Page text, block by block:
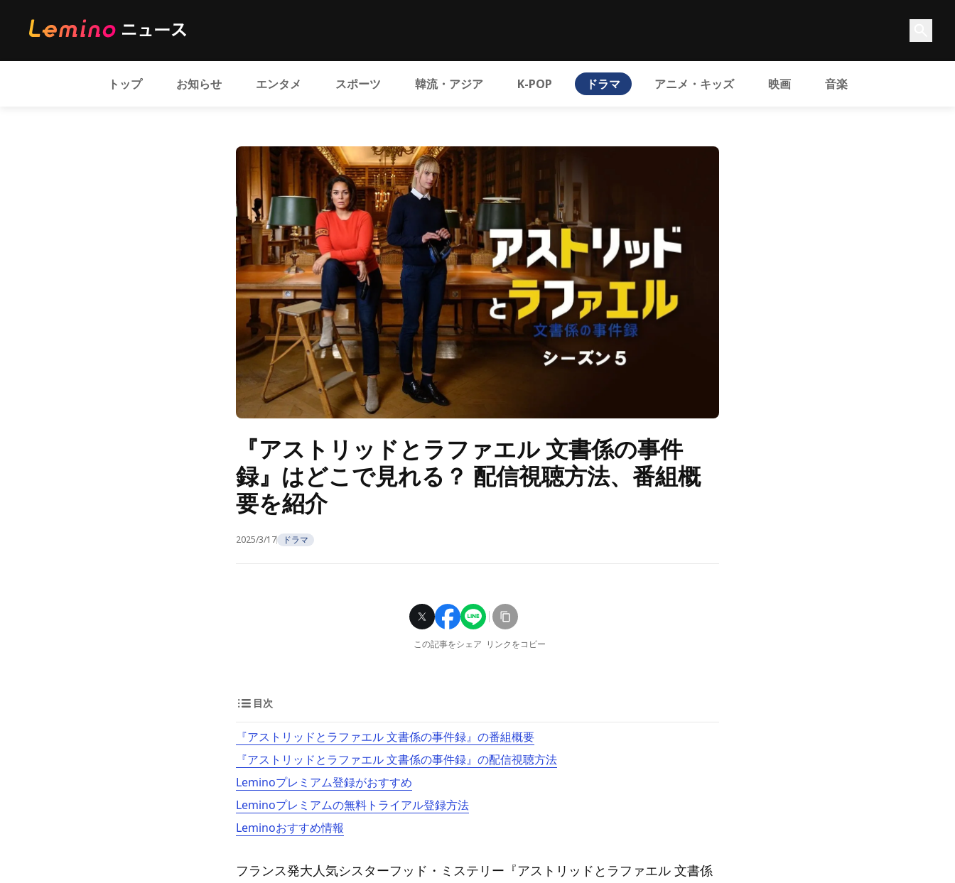
トップ お知らせ エンタメ スポーツ 韓流・アジア K-POP ドラマ アニメ・キッズ 映画 音楽
『アストリッドとラファエル 文書係の事件
録』はどこで見れる？ 配信視聴方法、番組概
要を紹介
2025/3/17 ドラマ
この記事をシェア リンクをコピー
目次
『アストリッドとラファエル 文書係の事件録』の番組概要
『アストリッドとラファエル 文書係の事件録』の配信視聴方法
Leminoプレミアム登録がおすすめ
Leminoプレミアムの無料トライアル登録方法
Leminoおすすめ情報
フランス発大人気シスターフッド・ミステリー『アストリッドとラファエル 文書係